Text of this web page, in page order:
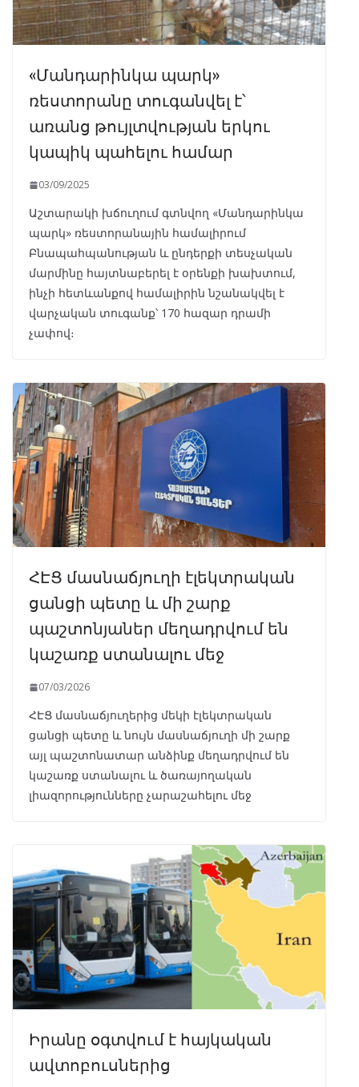
«Մանդարինկա պարկ»
ռեստորանը տուգանվել է՝
առանց թույլտվության երկու
կապիկ պահելու համար
03/09/2025
Աշտարակի խճուղում գտնվող «Մանդարինկա
պարկ» ռեստորանային համալիրում
Բնապահպանության և ընդերքի տեսչական
մարմինը հայտնաբերել է օրենքի խախտում,
ինչի հետևանքով համալիրին նշանակվել է
վարչական տուգանք՝ 170 հազար դրամի
չափով։
ՀԷՑ մասնաճյուղի էլեկտրական
ցանցի պետը և մի շարք
պաշտոնյաներ մեղադրվում են
կաշառք ստանալու մեջ
07/03/2026
ՀԷՑ մասնաճյուղերից մեկի էլեկտրական
ցանցի պետը և նույն մասնաճյուղի մի շարք
այլ պաշտոնատար անձինք մեղադրվում են
կաշառք ստանալու և ծառայողական
լիազորությունները չարաշահելու մեջ
Իրանը օգտվում է հայկական
ավտոբուսներից